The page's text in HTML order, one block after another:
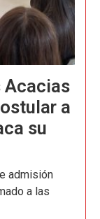
Acacias
a
su
admisión
a las